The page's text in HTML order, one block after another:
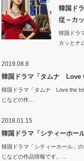
韓国ド
従～カ
韓国ドラ
カッとナ
2019.08.8
韓国ドラマ「タムナ
韓国ドラマ「タムナ Love the
じなどの作…
2018.01.15
韓国ドラマ「シティーホー
韓国ドラマ「シティーホール」
じなどの作品情報です。…